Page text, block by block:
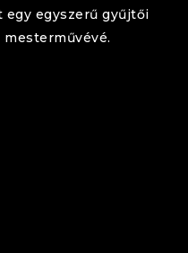
egyszerű gyűjtői